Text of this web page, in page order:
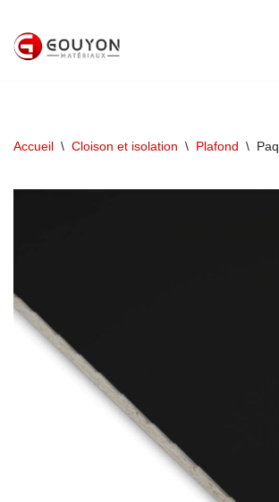
Aller
Accueil \ Cloison et isolation \ Plafond \